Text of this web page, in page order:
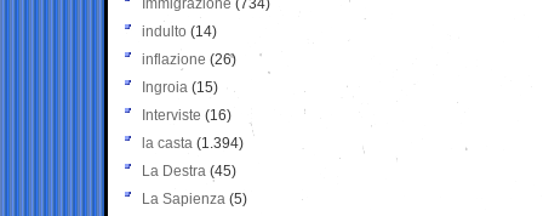
Immigrazione (734)
indulto (14)
inflazione (26)
Ingroia (15)
Interviste (16)
la casta (1.394)
La Destra (45)
La Sapienza (5)